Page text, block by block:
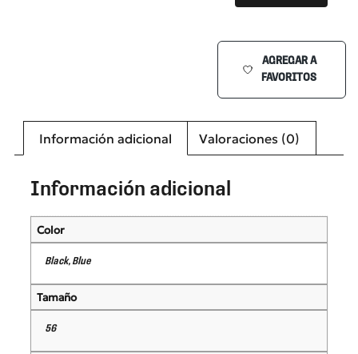
AGREGAR A
FAVORITOS
Información adicional Valoraciones (0)
Información adicional
Color
Black, Blue
Tamaño
56